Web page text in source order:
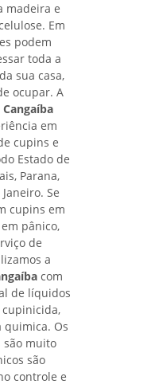
madeira e
Em
podem
toda a
sua casa,
ocupar. A
em
cupins e
Estado de
Parana,
Se
cupins em
pânico,
de
a
com
de líquidos
cupinicida,
quimica. Os
muito
são
controle e